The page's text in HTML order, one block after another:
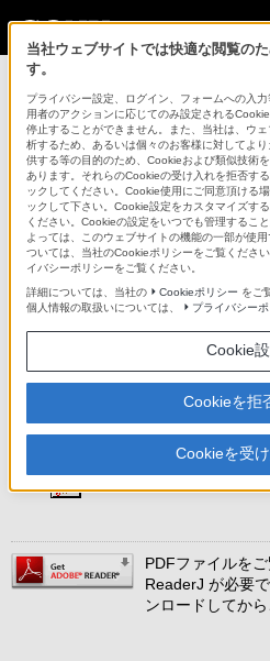
レコーダー／プレーヤー用周辺機
E1500 > 関連資料
法人のお客様
レコーダー／プレーヤー用周辺機
PDBZ-E1500
PDW-1500用エ
関連資料
機能比較表 (11KB)
メディア対応一覧表
PDFファイルを
ReaderJ が必要
ンロードしてから
当社ウェブサイトでは快適な閲覧の
す。
プライバシー設定、ログイン、フォームへの入
用者のアクションに応じてのみ設定される
停止することができません。また、当社は、ウ
析するため、あるいは個々のお客様に対してよ
供する等の目的のため、Cookieおよび類似技術
あります。それらのCookieの受け入れを拒否す
ックしてください。Cookie使用にご同意頂ける
ックして下さい。Cookie設定をカスタマイズす
ください。Cookieの設定をいつでも管理するこ
よっては、このウェブサイトの機能の一部が使
ついては、当社のCookieポリシーをご覧くださ
イバシーポリシーをご覧ください。
詳細については、当社の
Cookieポリシー をご
個人情報の取扱いについては、
プライバシー
Cookie
Cookieを拒
Cookieを受